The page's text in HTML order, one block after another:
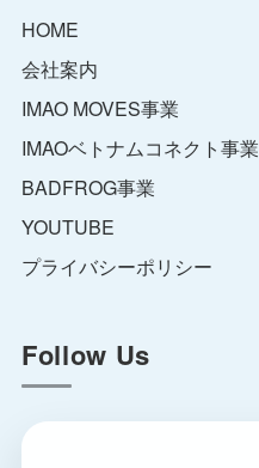
HOME
会社案内
IMAO MOVES事業
IMAOベトナムコネクト事業
BADFROG事業
YOUTUBE
プライバシーポリシー
Follow Us